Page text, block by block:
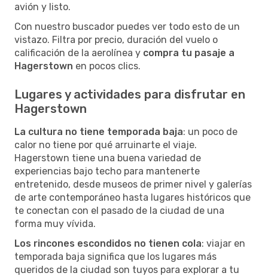
avión y listo.
Con nuestro buscador puedes ver todo esto de un
vistazo. Filtra por precio, duración del vuelo o
calificación de la aerolínea y compra tu pasaje a
Hagerstown en pocos clics.
Lugares y actividades para disfrutar en
Hagerstown
La cultura no tiene temporada baja: un poco de
calor no tiene por qué arruinarte el viaje.
Hagerstown tiene una buena variedad de
experiencias bajo techo para mantenerte
entretenido, desde museos de primer nivel y galerías
de arte contemporáneo hasta lugares históricos que
te conectan con el pasado de la ciudad de una
forma muy vívida.
Los rincones escondidos no tienen cola: viajar en
temporada baja significa que los lugares más
queridos de la ciudad son tuyos para explorar a tu